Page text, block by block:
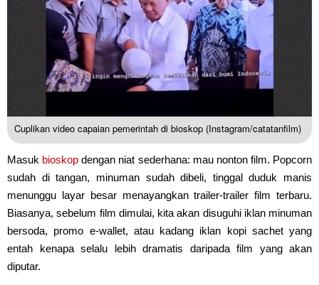
Cuplikan video capaian pemerintah di bioskop (Instagram/catatanfilm)
Masuk bioskop dengan niat sederhana: mau nonton film. Popcorn
sudah di tangan, minuman sudah dibeli, tinggal duduk manis
menunggu layar besar menayangkan trailer-trailer film terbaru.
Biasanya, sebelum film dimulai, kita akan disuguhi iklan minuman
bersoda, promo e-wallet, atau kadang iklan kopi sachet yang
entah kenapa selalu lebih dramatis daripada film yang akan
diputar.